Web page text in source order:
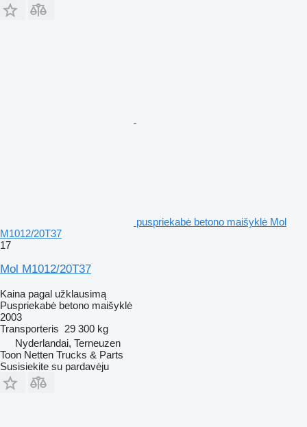
puspriekabė betono maišyklė Mol
M1012/20T37
17
Mol M1012/20T37
Kaina pagal užklausimą
Puspriekabė betono maišyklė
2003
Transporteris 29 300 kg
Nyderlandai, Terneuzen
Toon Netten Trucks & Parts
Susisiekite su pardavėju